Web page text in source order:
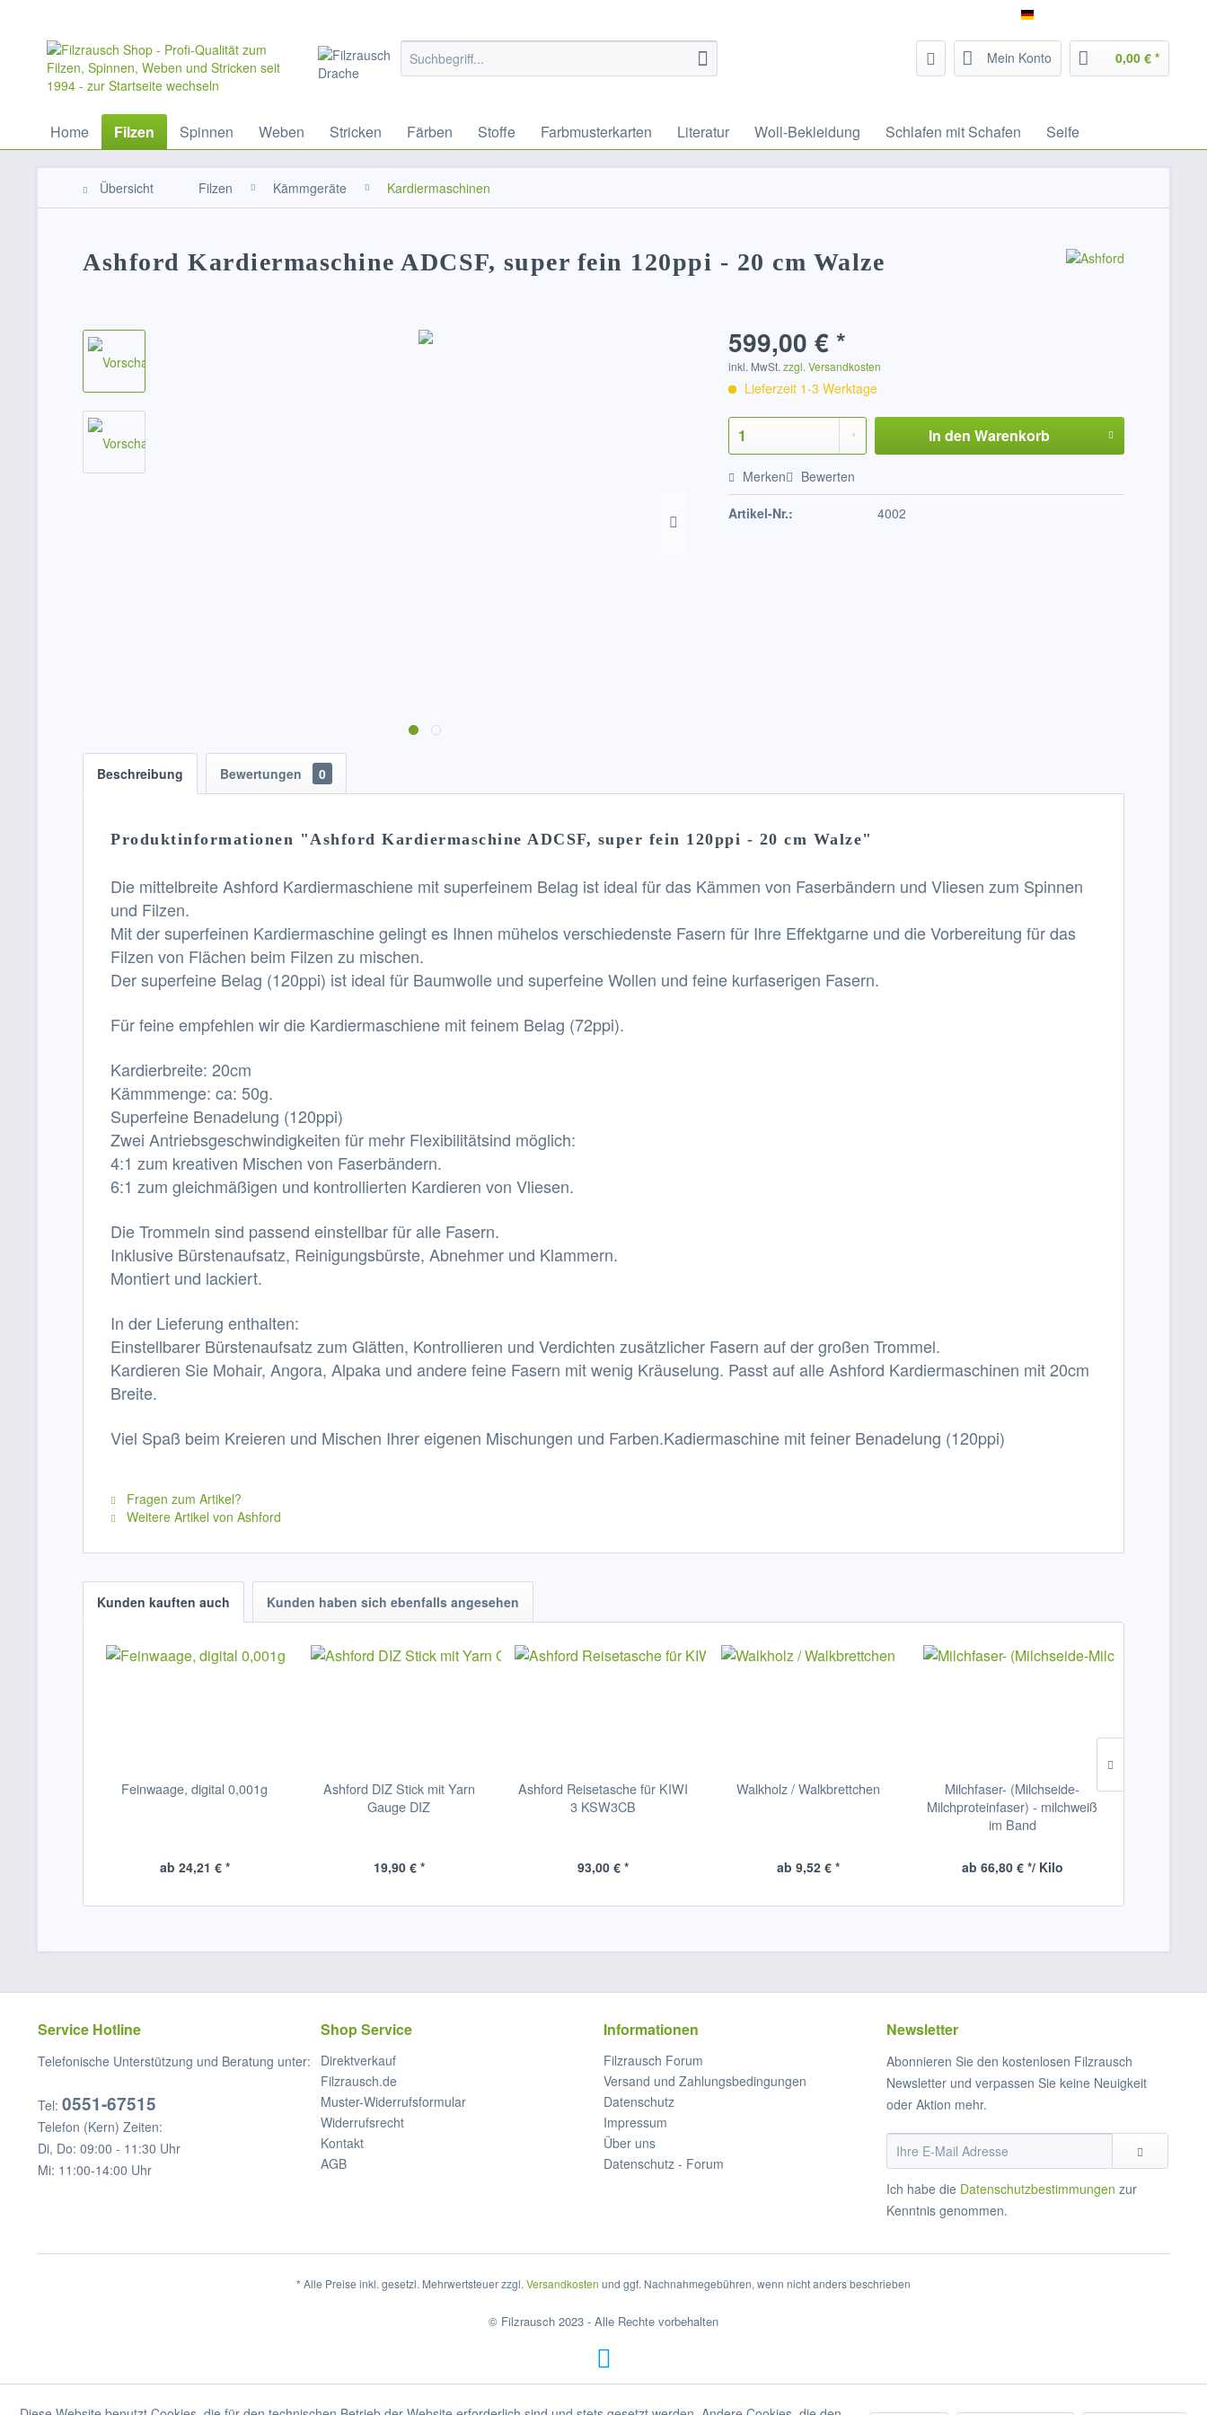
Mein Konto 0,00 € *
Home Filzen Spinnen Weben Stricken Färben Stoffe Farbmusterkarten Literatur Woll-Bekleidung Schlafen mit Schafen Seife
Übersicht Filzen Kämmgeräte Kardiermaschinen
Ashford Kardiermaschine ADCSF, super fein 120ppi - 20 cm Walze
599,00 € *
inkl. MwSt.zzgl. Versandkosten
Lieferzeit 1-3 Werktage
In den Warenkorb
Merken Bewerten
Artikel-Nr.: 4002
Beschreibung Bewertungen 0
Produktinformationen "Ashford Kardiermaschine ADCSF, super fein 120ppi - 20 cm Walze"
Die mittelbreite Ashford Kardiermaschiene mit superfeinem Belag ist ideal für das Kämmen von Faserbändern und Vliesen zum Spinnen
und Filzen.
Mit der superfeinen Kardiermaschine gelingt es Ihnen mühelos verschiedenste Fasern für Ihre Effektgarne und die Vorbereitung für das
Filzen von Flächen beim Filzen zu mischen.
Der superfeine Belag (120ppi) ist ideal für Baumwolle und superfeine Wollen und feine kurfaserigen Fasern.
Für feineempfehlen wir die Kardiermaschiene mit feinem Belag (72ppi).
Kardierbreite: 20cm
Kämmmenge: ca: 50g.
Superfeine Benadelung (120ppi)
Zwei Antriebsgeschwindigkeiten für mehr Flexibilitätsind möglich:
4:1 zum kreativen Mischen von Faserbändern.
6:1 zum gleichmäßigen und kontrollierten Kardieren von Vliesen.
Die Trommeln sind passend einstellbar für alle Fasern.
Inklusive Bürstenaufsatz, Reinigungsbürste, Abnehmer und Klammern.
Montiert und lackiert.
In der Lieferung enthalten:
Einstellbarer Bürstenaufsatz zum Glätten, Kontrollieren und Verdichten zusätzlicher Fasern auf der großen Trommel.
Kardieren Sie Mohair, Angora, Alpaka und andere feine Fasern mit wenig Kräuselung. Passt auf alle Ashford Kardiermaschinen mit 20cm
Breite.
Viel Spaß beim Kreieren und Mischen Ihrer eigenen Mischungen und Farben.Kadiermaschine mit feiner Benadelung (120ppi)
Fragen zum Artikel?
Weitere Artikel von Ashford
Kunden kauften auch Kunden haben sich ebenfalls angesehen
Feinwaage, digital 0,001g
ab 24,21 € *
Ashford DIZ Stick mit Yarn
Gauge DIZ
19,90 € *
Ashford Reisetasche für KIWI
3 KSW3CB
93,00 € *
Walkholz / Walkbrettchen
ab 9,52 € *
Milchfaser- (Milchseide-
Milchproteinfaser) - milchweiß
im Band
ab 66,80 € */ Kilo
Service Hotline
Telefonische Unterstützung und Beratung unter:
Tel: 0551-67515
Telefon (Kern) Zeiten:
Di, Do: 09:00 - 11:30 Uhr
Mi: 11:00-14:00 Uhr
Shop Service
Direktverkauf
Filzrausch.de
Muster-Widerrufsformular
Widerrufsrecht
Kontakt
AGB
Informationen
Filzrausch Forum
Versand und Zahlungsbedingungen
Datenschutz
Impressum
Über uns
Datenschutz - Forum
Newsletter
Abonnieren Sie den kostenlosen Filzrausch
Newsletter und verpassen Sie keine Neuigkeit
oder Aktion mehr.
Ich habe die Datenschutzbestimmungen zur
Kenntnis genommen.
* Alle Preise inkl. gesetzl. Mehrwertsteuer zzgl. Versandkosten und ggf. Nachnahmegebühren, wenn nicht anders beschrieben
© Filzrausch 2023 - Alle Rechte vorbehalten